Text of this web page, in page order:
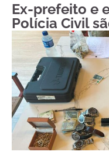
Ex-prefeito e
Polícia Civil